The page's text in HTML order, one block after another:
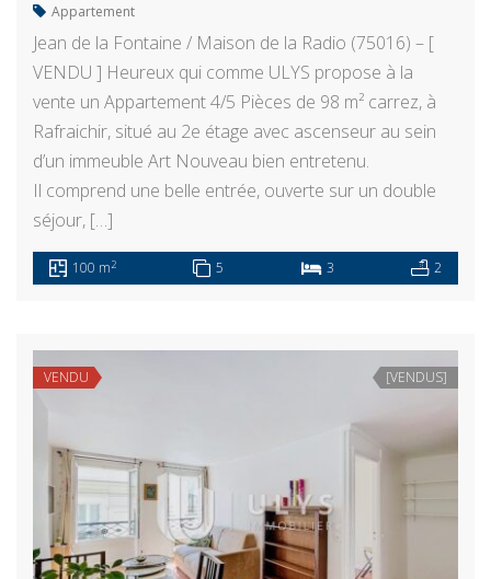
Appartement
Jean de la Fontaine / Maison de la Radio (75016) – [
VENDU ] Heureux qui comme ULYS propose à la
vente un Appartement 4/5 Pièces de 98 m² carrez, à
Rafraichir, situé au 2e étage avec ascenseur au sein
d’un immeuble Art Nouveau bien entretenu.
Il comprend une belle entrée, ouverte sur un double
séjour, […]
100 m2 5 3 2
VENDU [VENDUS]